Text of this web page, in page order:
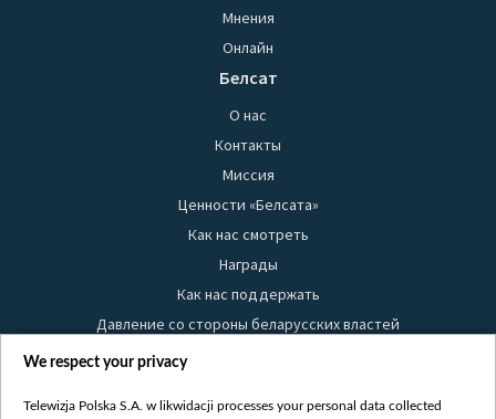
Мнения
Онлайн
Белсат
О нас
Контакты
Миссия
Ценности «Белсата»
Как нас смотреть
Награды
Как нас поддержать
Давление со стороны беларусских властей
Правила использования материалов
Безопасность
We respect your privacy
Telewizja Polska S.A. w likwidacji processes your personal data collected